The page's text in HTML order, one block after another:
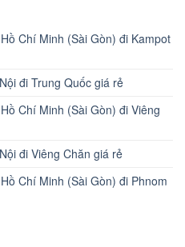
Chí Minh (Sài Gòn) đi Kampot
đi Trung Quốc giá rẻ
Chí Minh (Sài Gòn) đi Viêng
đi Viêng Chăn giá rẻ
Chí Minh (Sài Gòn) đi Phnom